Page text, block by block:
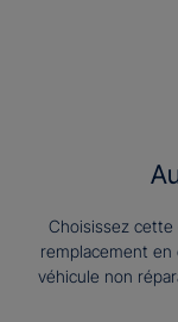
Choisissez cette
remplacement en
véhicule non